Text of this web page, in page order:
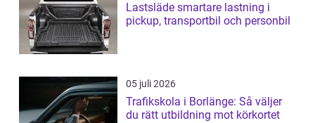
Lastsläde smartare lastning i
pickup, transportbil och personbil
05 juli 2026
Trafikskola i Borlänge: Så väljer
du rätt utbildning mot körkortet